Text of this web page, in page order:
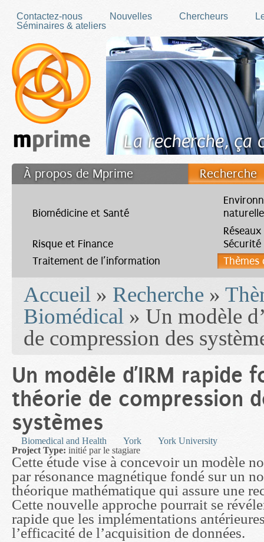
Contactez-nous
Nouvelles Chercheurs
Séminaires & ateliers
La recherche, ça
À propos de Mprime
Recherche
Filler fr
Biomédicine et Santé
Risque et Finance
Sécurité
Traitement de l’information
Thèmes
Accueil » Recherche »
Biomédical » Un modèle
de compression des
Un modèle d’IRM rapide
théorie de compression
systèmes
Biomedical and Health York
York University
Project Type: initié par le stagiare
Cette étude vise à concevoir un modèle
par résonance magnétique fondé sur un
théorique mathématique qui assure une
Cette nouvelle approche pourrait se
rapide que les implémentations
l’efficacité de l’acquisition de données.